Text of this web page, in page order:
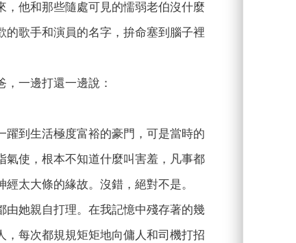
他和那些隨處可見的懦弱老伯沒什麼
歌手和演員的名字，拚命塞到腦子裡
一邊打還一邊說：
到生活極度富裕的豪門，可是當時的
氣使，根本不知道什麼叫害羞，凡事都
太大條的緣故。沒錯，絕對不是。
由她親自打理。在我記憶中殘存著的幾
每次都規規矩矩地向傭人和司機打招